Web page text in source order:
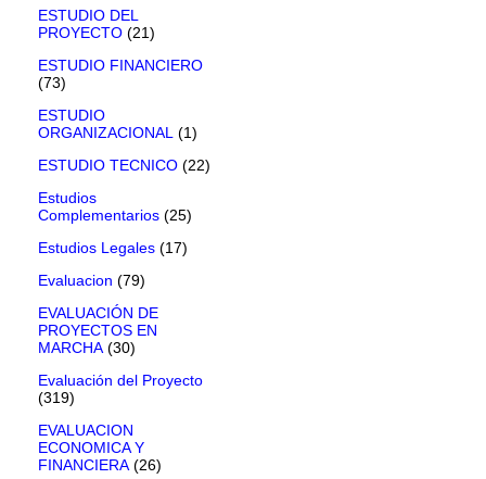
ESTUDIO DEL
PROYECTO (21)
ESTUDIO FINANCIERO
(73)
ESTUDIO
ORGANIZACIONAL (1)
ESTUDIO TECNICO (22)
Estudios
Complementarios (25)
Estudios Legales (17)
Evaluacion (79)
EVALUACIÓN DE
PROYECTOS EN
MARCHA (30)
Evaluación del Proyecto
(319)
EVALUACION
ECONOMICA Y
FINANCIERA (26)